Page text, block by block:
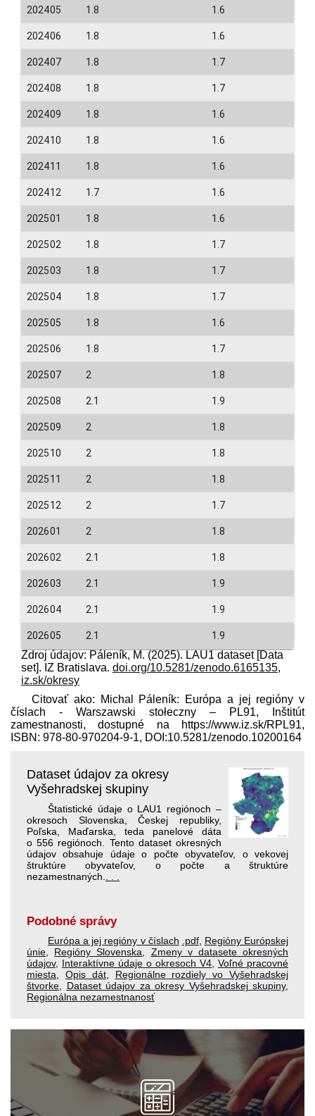
202405 1.8 1.6
202406 1.8 1.6
202407 1.8 1.7
202408 1.8 1.7
202409 1.8 1.6
202410 1.8 1.6
202411 1.8 1.6
202412 1.7 1.6
202501 1.8 1.6
202502 1.8 1.7
202503 1.8 1.7
202504 1.8 1.7
202505 1.8 1.6
202506 1.8 1.7
202507 2 1.8
202508 2.1 1.9
202509 2 1.8
202510 2 1.8
202511 2 1.8
202512 2 1.7
202601 2 1.8
202602 2.1 1.8
202603 2.1 1.9
202604 2.1 1.9
202605 2.1 1.9
Zdroj údajov: Páleník, M. (2025). LAU1 dataset [Data
set]. IZ Bratislava. doi.org/10.5281/zenodo.6165135,
iz.sk/okresy
Citovať ako: Michal Páleník: Európa a jej regióny v
číslach - Warszawski stołeczny – PL91, Inštitút
zamestnanosti, dostupné na https://www.iz.sk/​RPL91,
ISBN: 978-80-970204-9-1, DOI:10.5281/zenodo.10200164
Dataset údajov za okresy
Vyšehradskej skupiny
Štatistické údaje o LAU1 regiónoch –
okresoch Slovenska, Českej republiky,
Poľska, Maďarska, teda panelové dáta
o 556 regiónoch. Tento dataset okresných
údajov obsahuje údaje o počte obyvateľov, o vekovej
štruktúre obyvateľov, o počte a štruktúre
nezamestnaných.. . .
Podobné správy
Európa a jej regióny v číslach .pdf, Regióny Európskej
únie, Regióny Slovenska, Zmeny v datasete okresných
údajov, Interaktívne údaje o okresoch V4, Voľné pracovné
miesta, Opis dát, Regionálne rozdiely vo Vyšehradskej
štvorke, Dataset údajov za okresy Vyšehradskej skupiny,
Regionálna nezamestnanosť